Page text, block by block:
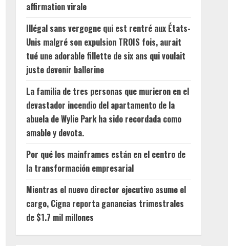
affirmation virale
Illégal sans vergogne qui est rentré aux États-
Unis malgré son expulsion TROIS fois, aurait
tué une adorable fillette de six ans qui voulait
juste devenir ballerine
La familia de tres personas que murieron en el
devastador incendio del apartamento de la
abuela de Wylie Park ha sido recordada como
amable y devota.
Por qué los mainframes están en el centro de
la transformación empresarial
Mientras el nuevo director ejecutivo asume el
cargo, Cigna reporta ganancias trimestrales
de $1.7 mil millones